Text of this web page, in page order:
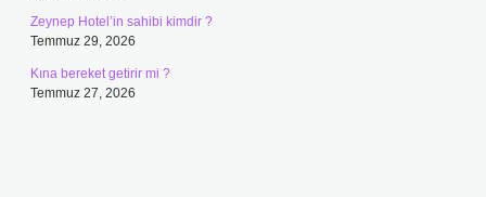
Zeynep Hotel’in sahibi kimdir ?
Temmuz 29, 2026
Kına bereket getirir mi ?
Temmuz 27, 2026